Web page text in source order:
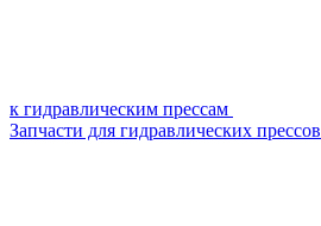
к гидравлическим прессам
Запчасти для гидравлических прессов